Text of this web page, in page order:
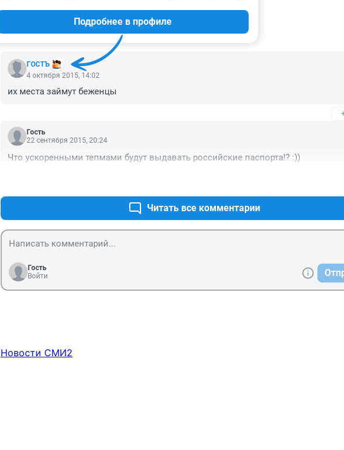
КОММЕНТАРИИ 4
ГОСТЪ
Подробнее в профиле
4 октября 2015, 14:02
их места займут беженцы
Гость
22 сентября 2015, 20:24
Что ускоренными тепмами будут выдавать российские паспорта!? :))
Читать все комментарии
Гость
Войти
Новости СМИ2